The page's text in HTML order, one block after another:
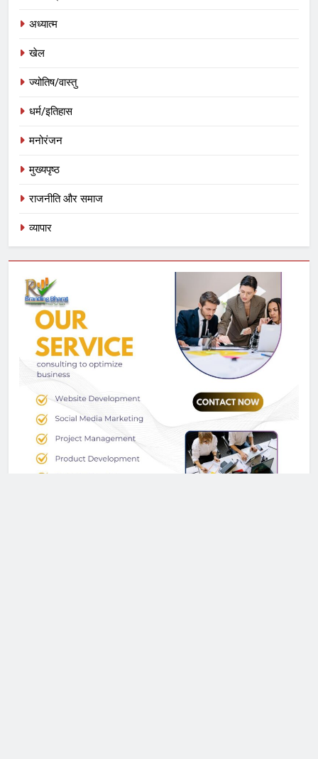
अध्यात्म
खेल
ज्योतिष/वास्तु
धर्म/इतिहास
मनोरंजन
मुख्यपृष्ठ
राजनीति और समाज
व्यापार